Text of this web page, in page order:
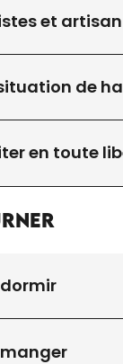
et
de
en toute
en
et
de